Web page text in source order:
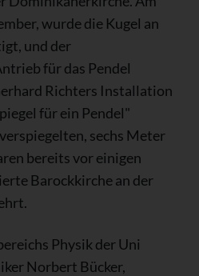
wurde die Kugel an
und der
für das Pendel
Richters Installation
für ein Pendel"
sechs Meter
bereits vor einigen
Barockkirche an der
Physik der Uni
Norbert Bücker,